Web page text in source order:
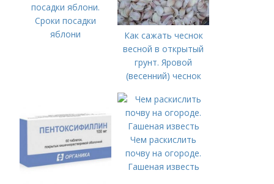
посадки яблони.
Сроки посадки
яблони
Как сажать чеснок
весной в открытый
грунт. Яровой
(весенний) чеснок
Чем раскислить
почву на огороде.
Гашеная известь